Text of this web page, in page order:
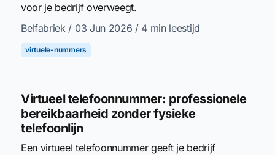
voor je bedrijf overweegt.
Belfabriek / 03 Jun 2026 / 4 min leestijd
virtuele-nummers
Virtueel telefoonnummer: professionele
bereikbaarheid zonder fysieke
telefoonlijn
Een virtueel telefoonnummer geeft je bedrijf